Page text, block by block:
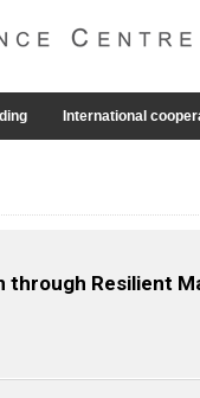
International
through Resilient